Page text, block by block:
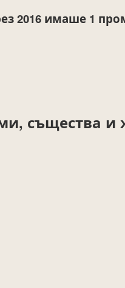
2016 имаше 1
същества и